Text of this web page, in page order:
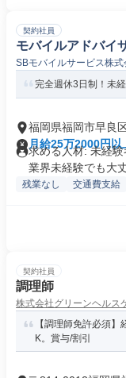
契約社員
モバイルアドバイ
SBモバイルサービス株式
完全週休3日制！未
福岡県福岡市早良
月給25万2000円以
求める人材: 未経
業界未経験でも大
残業なし 交通費支給
契約社員
調理師
株式会社グリーンヘルス
【調理師免許必須
K。賞与/割引